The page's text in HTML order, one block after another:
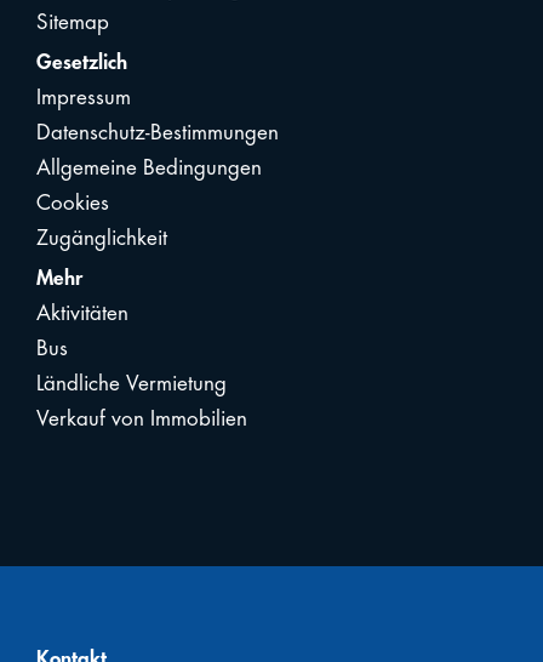
Sitemap
Gesetzlich
Impressum
Datenschutz-Bestimmungen
Allgemeine Bedingungen
Cookies
Zugänglichkeit
Mehr
Aktivitäten
Bus
Ländliche Vermietung
Verkauf von Immobilien